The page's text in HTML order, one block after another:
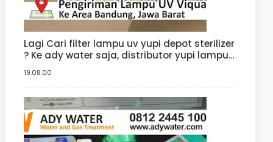
Lagi Cari filter lampu uv yupi depot sterilizer
? Ke ady water saja, distributor yupi lampu
uv sterilizer terbaik
19.08.00